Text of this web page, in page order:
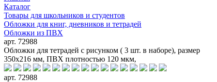
Каталог
Товары для школьников и студентов
Обложки для книг, дневников и тетрадей
Обложки из ПВХ
арт. 72988
Обложки для тетрадей с рисунком ( 3 шт. в наборе), размер
350х216 мм, ПВХ плотностью 120 мкм,
арт. 72988